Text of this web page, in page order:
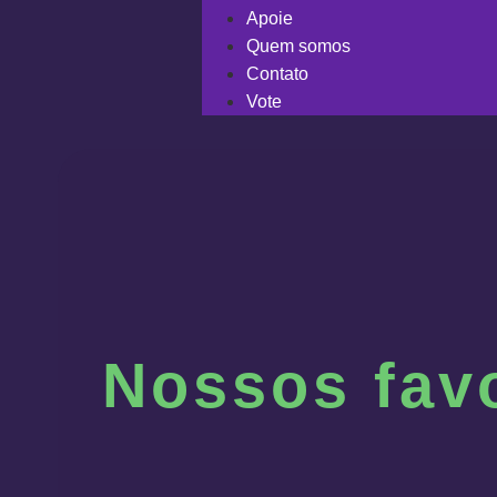
Apoie
Quem somos
Contato
Vote
Nossos